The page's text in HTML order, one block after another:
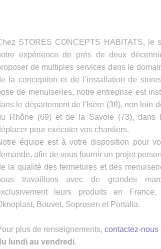
STORES CONCEPTS HABITATS, le
expérience de près de deux
de multiples services dans le
la conception et de l’installation de
de menuiseries, notre entreprise est
le département de l’Isère (38), non loin
Rhône (69) et de la Savoie (73), dans
pour exécuter vos chantiers.
équipe est à votre disposition pour
afin de vous fournir un projet
la qualité des fermetures et des
travaillons avec de grandes
leurs produits en
Bouvet, Soprosen et Portalia.
plus de renseignements, contactez-nous
lundi au vendredi.